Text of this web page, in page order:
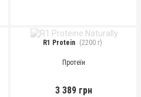
R1 Protein (2200 г)
Протеїн
3 389 грн